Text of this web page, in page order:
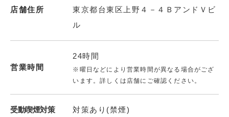
店舗住所
東京都台東区上野４－４ＢアンドＶビ
ル
営業時間
24時間
※曜日などにより営業時間が異なる場合がござ
います。詳しくは店舗にご確認ください。
受動喫煙対策 対策あり(禁煙)